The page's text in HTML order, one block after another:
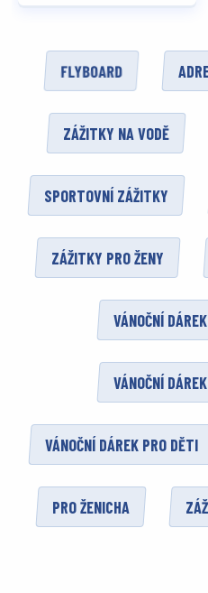
FLYBOARD
ZÁŽITKY NA VODĚ
SPORTOVNÍ ZÁŽITKY
ZÁŽITKY PRO ŽENY
VÁNOČNÍ
VÁNOČNÍ
VÁNOČNÍ DÁREK PRO DĚTI
PRO ŽENICHA